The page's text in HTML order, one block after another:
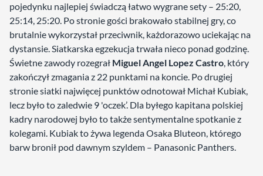
pojedynku najlepiej świadczą łatwo wygrane sety – 25:20,
25:14, 25:20. Po stronie gości brakowało stabilnej gry, co
brutalnie wykorzystał przeciwnik, każdorazowo uciekając na
dystansie. Siatkarska egzekucja trwała nieco ponad godzinę.
Świetne zawody rozegrał Miguel Angel Lopez Castro, który
zakończył zmagania z 22 punktami na koncie. Po drugiej
stronie siatki najwięcej punktów odnotował Michał Kubiak,
lecz było to zaledwie 9 'oczek’. Dla byłego kapitana polskiej
kadry narodowej było to także sentymentalne spotkanie z
kolegami. Kubiak to żywa legenda Osaka Bluteon, którego
barw bronił pod dawnym szyldem – Panasonic Panthers.